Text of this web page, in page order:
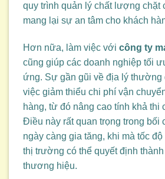
quy trình quản lý chất lượng chặt
mang lại sự an tâm cho khách
Hơn nữa, làm việc với công ty
cũng giúp các doanh nghiệp tối
ứng. Sự gần gũi về địa lý thường
việc giảm thiểu chi phí vận
hàng, từ đó nâng cao tính khả thi
Điều này rất quan trọng trong bối
ngày càng gia tăng, khi mà tốc
thị trường có thể quyết định
thương hiệu.